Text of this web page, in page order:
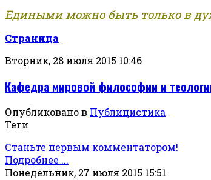
Едиными можно быть только в
Страница
Вторник, 28 июля 2015 10:46
Кафедра мировой философии и
Опубликовано в Публицистика
Теги
Станьте первым комментатором!
Подробнее ...
Понедельник, 27 июля 2015 15:51